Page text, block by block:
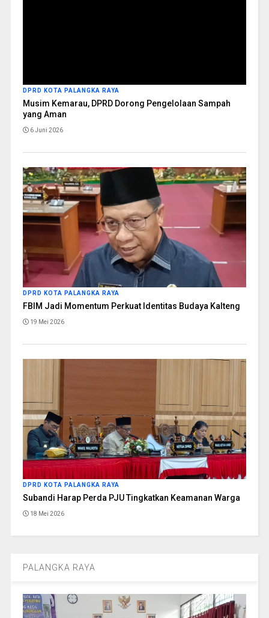
DPRD KOTA PALANGKA RAYA
Musim Kemarau, DPRD Dorong Pengelolaan Sampah
yang Aman
6 Juni 2026
DPRD KOTA PALANGKA RAYA
FBIM Jadi Momentum Perkuat Identitas Budaya Kalteng
19 Mei 2026
DPRD KOTA PALANGKA RAYA
Subandi Harap Perda PJU Tingkatkan Keamanan Warga
18 Mei 2026
PALANGKA RAYA